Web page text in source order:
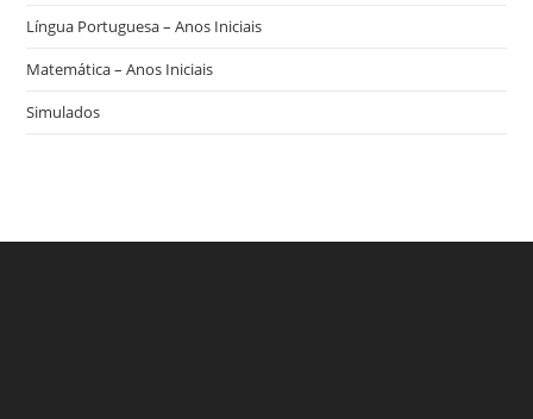
Língua Portuguesa – Anos Iniciais
Matemática – Anos Iniciais
Simulados